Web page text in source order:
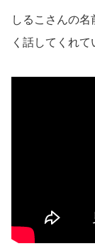
しるこさんの
く話してくれ